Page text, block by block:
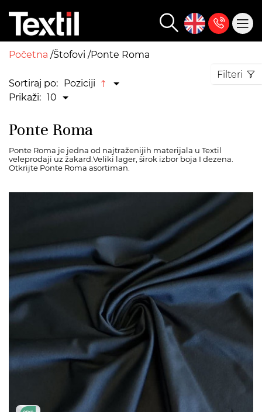
Početna Štofovi Ponte Roma
Sortiraj po: Poziciji
Prikaži: 10
Filteri
Ponte Roma
Ponte Roma je jedna od najtraženijih materijala u Textil
veleprodaji uz žakard.Veliki lager, širok izbor boja I dezena.
Otkrijte Ponte Roma asortiman.